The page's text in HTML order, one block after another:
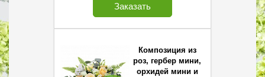
Заказать
Композиция из
роз, гербер мини,
орхидей мини и